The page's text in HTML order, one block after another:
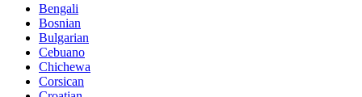
Bengali
Bosnian
Bulgarian
Cebuano
Chichewa
Corsican